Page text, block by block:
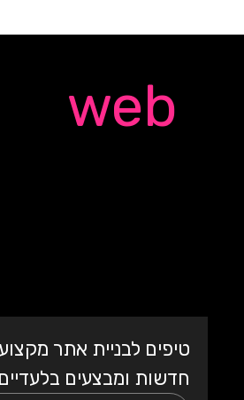
web
חדשות ומבצעים בלעדיים